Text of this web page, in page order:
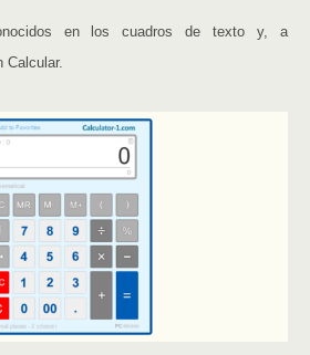
en los cuadros de texto y, a
Calcular.